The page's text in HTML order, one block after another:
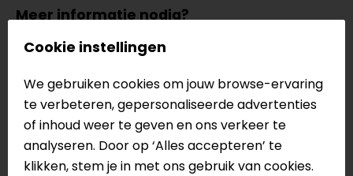
Meer informatie nodig?
Neem dancontactmet ons op of kom langs in één
vanonze winkelsin Breda, Capelle aan den IJssel,
Eindhoven, Vianen of Apeldoorn. In de winkels kun je
het product bekijken & passen en staan onze
verkoopmedewerkers voor je klaar met advies.
Bekijk onze andere gore-tex motorhandschoenen.
Cookie instellingen
We gebruiken cookies om jouw browse-ervaring
te verbeteren, gepersonaliseerde advertenties
of inhoud weer te geven en ons verkeer te
analyseren. Door op ‘Alles accepteren’ te
klikken, stem je in met ons gebruik van cookies.